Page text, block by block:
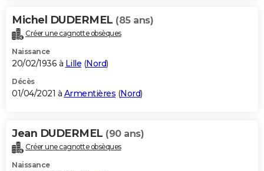
Michel DUDERMEL (85 ans)
Créer une cagnotte obsèques
Naissance
20/02/1936 à Lille (Nord)
Décès
01/04/2021 à Armentières (Nord)
Jean DUDERMEL (90 ans)
Créer une cagnotte obsèques
Naissance